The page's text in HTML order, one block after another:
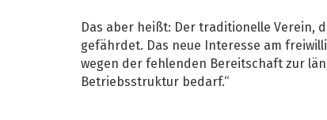
Das aber heißt: Der traditionelle Verein,
gefährdet. Das neue Interesse am
wegen der fehlenden Bereitschaft zur
Betriebsstruktur bedarf.“